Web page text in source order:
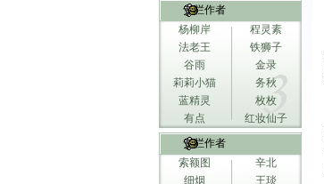
专栏作者
杨柳岸
程灵素
法老王
铁狮子
谷雨
金录
莉莉小猫
务秋
蓝精灵
枚枚
有点
红妆仙子
专栏作者
索额图
辛北
细烟
王琰